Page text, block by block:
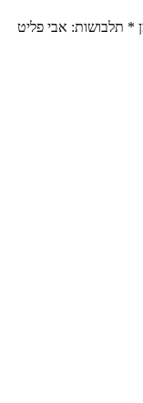
* תלבושות: אבי פליט